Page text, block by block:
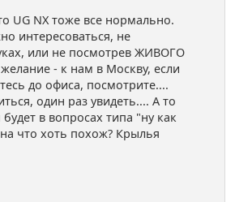
UG NX тоже все нормально.
интересоваться, не
или не посмотрев ЖИВОГО
- к нам в Москву, если
до офиса, посмотрите....
один раз увидеть.... А то
в вопросах типа "ну как
что хоть похож? Крылья